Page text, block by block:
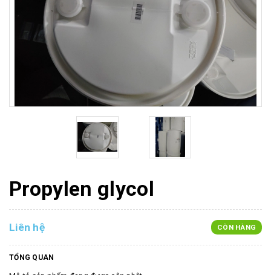
Propylen glycol
Liên hệ CÒN HÀNG
TỔNG QUAN